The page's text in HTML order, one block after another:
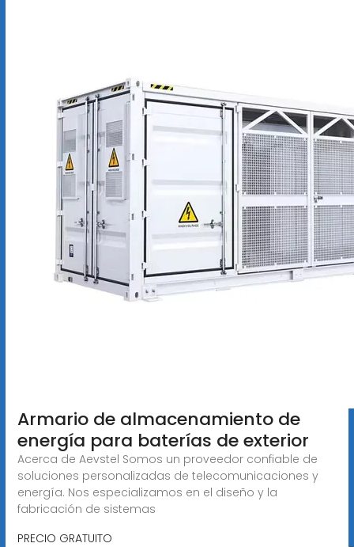
Armario de almacenamiento de
energía para baterías de exterior
Acerca de Aevstel Somos un proveedor confiable de
soluciones personalizadas de telecomunicaciones y
energía. Nos especializamos en el diseño y la
fabricación de sistemas
PRECIO GRATUITO